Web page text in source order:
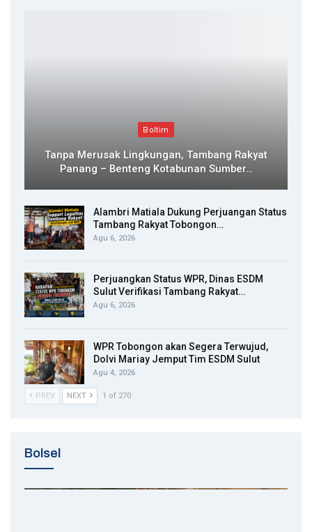
Boltim
Tanpa Merusak Lingkungan, Tambang Rakyat
Panang – Benteng Kotabunan Sumber…
Alambri Matiala Dukung Perjuangan Status
Tambang Rakyat Tobongon…
Agu 6, 2026
Perjuangkan Status WPR, Dinas ESDM
Sulut Verifikasi Tambang Rakyat…
Agu 6, 2026
WPR Tobongon akan Segera Terwujud,
Dolvi Mariay Jemput Tim ESDM Sulut
Agu 4, 2026
PREV NEXT 1 of 270
Bolsel